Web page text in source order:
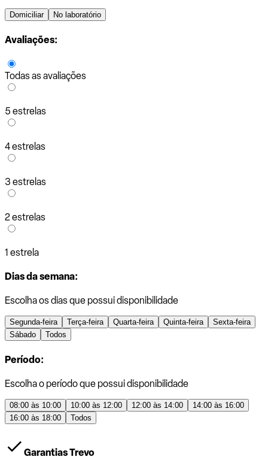
Domiciliar No laboratório
Avaliações:
Todas as avaliações
5 estrelas
4 estrelas
3 estrelas
2 estrelas
1 estrela
Dias da semana:
Escolha os dias que possui disponibilidade
Segunda-feira Terça-feira Quarta-feira Quinta-feira
Sexta-feira
Sábado
Todos
Período:
Escolha o período que possui disponibilidade
08:00 às 10:00 10:00 às 12:00 12:00 às 14:00
14:00 às 16:00
16:00 às 18:00
Todos
Garantias Trevo